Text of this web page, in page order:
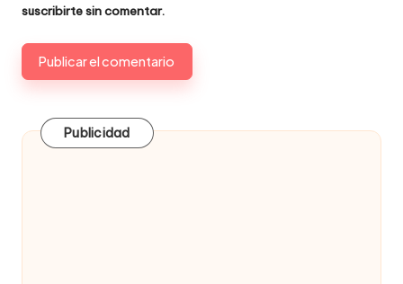
suscribirtesin comentar.
Publicidad